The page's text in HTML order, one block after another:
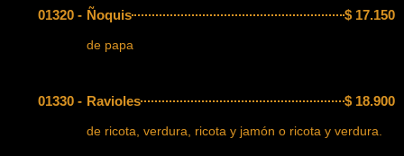
01320 - Ñoquis $17.150
de papa
01330 - Ravioles $18.900
de ricota, verdura, ricota y jamón o ricota y verdura.